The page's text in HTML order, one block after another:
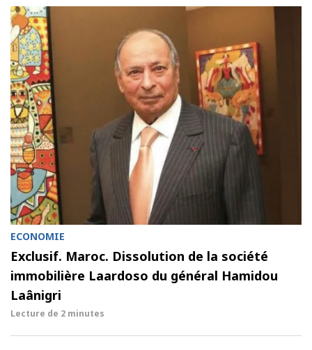
ECONOMIE
Exclusif. Maroc. Dissolution de la société
immobilière Laardoso du général Hamidou
Laânigri
Lecture de 2 minutes